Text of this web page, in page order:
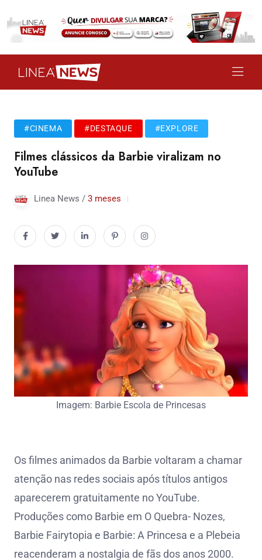
#CINEMA #DESTAQUE #EXPLORE
Filmes clássicos da Barbie viralizam no
YouTube
Linea News / 3 meses
Imagem: Barbie Escola de Princesas
Os filmes animados da Barbie voltaram a chamar
atenção nas redes sociais após títulos antigos
aparecerem gratuitamente no YouTube.
Produções como Barbie em O Quebra- Nozes,
Barbie Fairytopia e Barbie: A Princesa e a Plebeia
reacenderam a nostalgia de fãs dos anos 2000.